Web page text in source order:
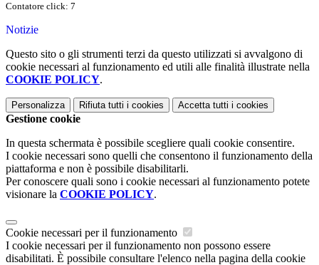
Contatore click: 7
Notizie
Questo sito o gli strumenti terzi da questo utilizzati si avvalgono di
cookie necessari al funzionamento ed utili alle finalità illustrate nella
COOKIE POLICY.
Personalizza Rifiuta tutti i cookies Accetta tutti i cookies
Gestione cookie
In questa schermata è possibile scegliere quali cookie consentire.
I cookie necessari sono quelli che consentono il funzionamento della
piattaforma e non è possibile disabilitarli.
Per conoscere quali sono i cookie necessari al funzionamento potete
visionare la COOKIE POLICY.
Cookie necessari per il funzionamento
I cookie necessari per il funzionamento non possono essere
disabilitati. È possibile consultare l'elenco nella pagina della cookie